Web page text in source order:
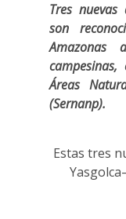
Tres nuevas
son
Amazonas
Áreas
(Sernanp).
Estas tres